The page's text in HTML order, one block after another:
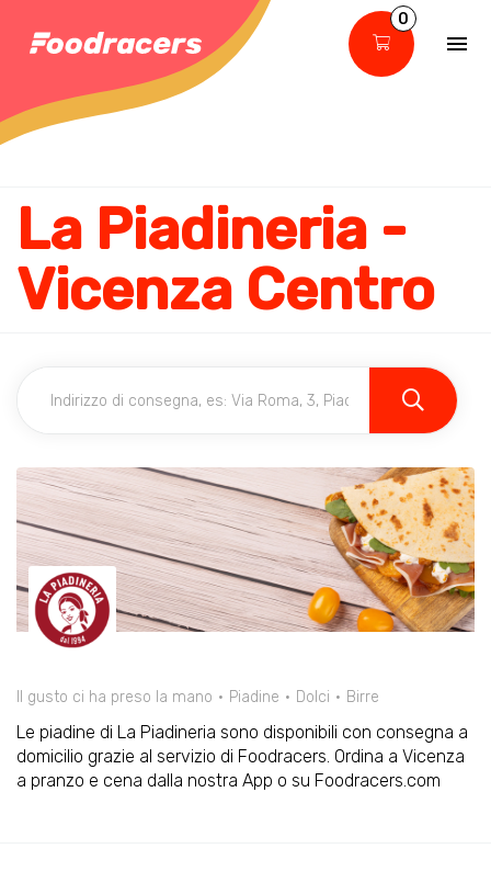
0
La Piadineria -
Vicenza Centro
Il gusto ci ha preso la mano Piadine Dolci Birre
Le piadine di La Piadineria sono disponibili con consegna a
domicilio grazie al servizio di Foodracers. Ordina a Vicenza
a pranzo e cena dalla nostra App o su Foodracers.com